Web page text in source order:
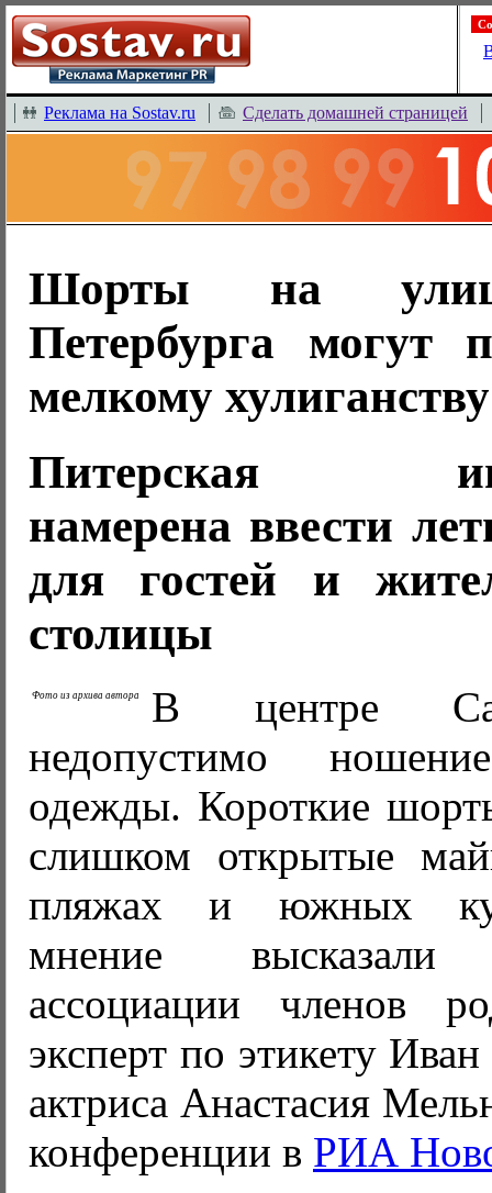
Реклама на Sostav.ru Сделать домашней страницей
Шорты на
Петербурга могут
мелкому хулиганству
Питерская
намерена ввести
для гостей и
столицы
Фото из архива автора
В центре
недопустимо
одежды. Короткие
слишком открытые
пляжах и южных
мнение высказали
ассоциации членов
эксперт по этикету
актриса Анастасия
конференции в РИА